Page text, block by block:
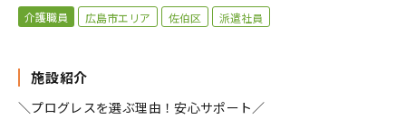
介護職員 広島市エリア 佐伯区 派遣社員
施設紹介
＼プログレスを選ぶ理由！安心サポート／